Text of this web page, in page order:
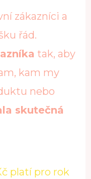
zákazníci a
řád.
tak, aby
kam my
nebo
skutečná
platí pro rok